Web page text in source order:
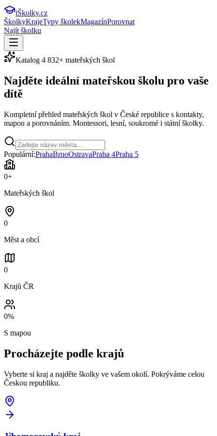
iŠkolky.cz
ŠkolkyKrajeTypy školekMagazínPorovnat
Najít školku
Katalog 4 832+ mateřských škol
Najděte ideální mateřskou školu pro vaše
dítě
Kompletní přehled mateřských škol v České republice s kontakty,
mapou a porovnáním. Montessori, lesní, soukromé i státní školky.
Populární:PrahaBrnoOstravaPraha 4Praha 5
0+
Mateřských škol
0
Měst a obcí
0
Krajů ČR
0%
S mapou
Procházejte podle krajů
Vyberte si kraj a najděte školky ve vašem okolí. Pokrýváme celou
Českou republiku.